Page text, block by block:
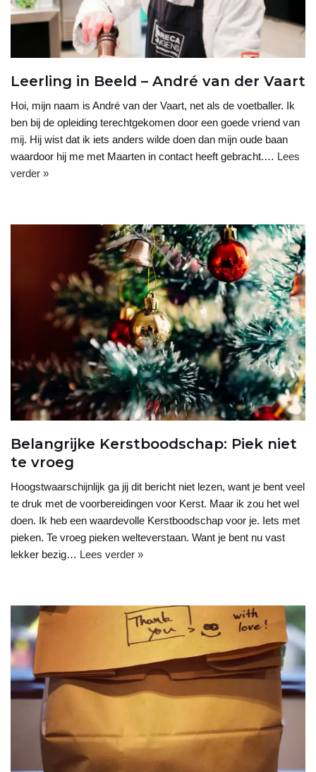
Leerling in Beeld – André van der Vaart
Hoi, mijn naam is André van der Vaart, net als de voetballer. Ik
ben bij de opleiding terechtgekomen door een goede vriend van
mij. Hij wist dat ik iets anders wilde doen dan mijn oude baan
waardoor hij me met Maarten in contact heeft gebracht.… Lees
verder »
Belangrijke Kerstboodschap: Piek niet
te vroeg
Hoogstwaarschijnlijk ga jij dit bericht niet lezen, want je bent veel
te druk met de voorbereidingen voor Kerst. Maar ik zou het wel
doen. Ik heb een waardevolle Kerstboodschap voor je. Iets met
pieken. Te vroeg pieken welteverstaan. Want je bent nu vast
lekker bezig… Lees verder »